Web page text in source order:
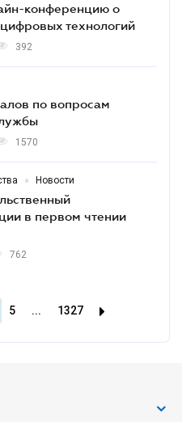
конференцию о
технологий
392
по вопросам
1570
• Новости
в первом чтении
762
5 ... 1327